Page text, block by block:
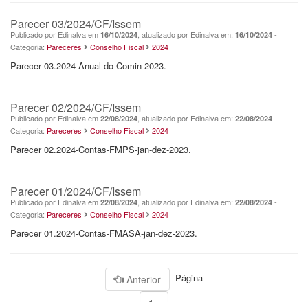
Parecer 03/2024/CF/Issem
Publicado por Edinalva em 16/10/2024 , atualizado por Edinalva em: 16/10/2024 -
Categoria: Pareceres Conselho Fiscal 2024
Parecer 03.2024-Anual do Comin 2023.
Parecer 02/2024/CF/Issem
Publicado por Edinalva em 22/08/2024 , atualizado por Edinalva em: 22/08/2024 -
Categoria: Pareceres Conselho Fiscal 2024
Parecer 02.2024-Contas-FMPS-jan-dez-2023.
Parecer 01/2024/CF/Issem
Publicado por Edinalva em 22/08/2024 , atualizado por Edinalva em: 22/08/2024 -
Categoria: Pareceres Conselho Fiscal 2024
Parecer 01.2024-Contas-FMASA-jan-dez-2023.
Anterior Página